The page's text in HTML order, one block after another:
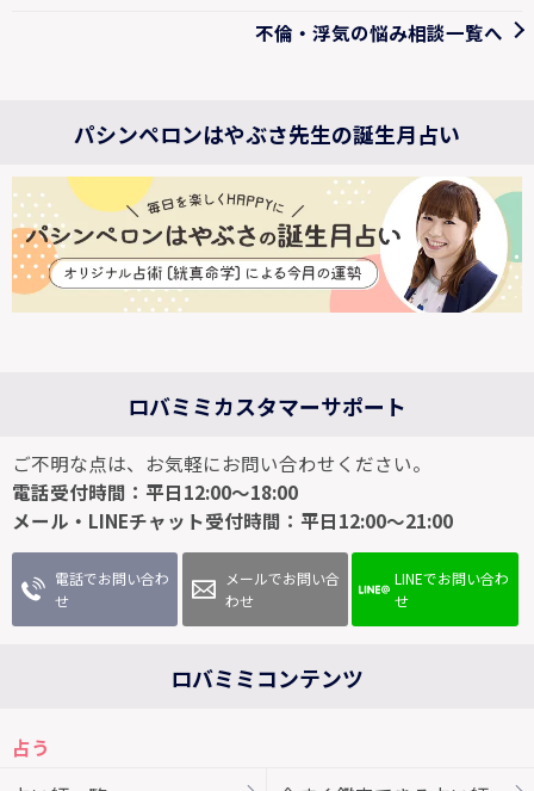
不倫・浮気の悩み相談一覧へ
パシンペロンはやぶさ先生の誕生月占い
ロバミミカスタマーサポート
ご不明な点は、お気軽にお問い合わせください。
電話受付時間：平日12:00～18:00
メール・LINEチャット受付時間：平日12:00～21:00
電話でお問い合わ
せ
メールでお問い合
わせ
LINEでお問い合わ
せ
ロバミミコンテンツ
占う